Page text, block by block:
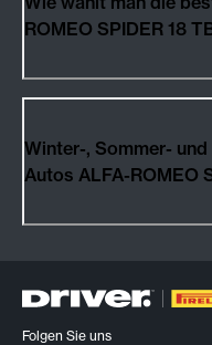
ROMEO SPIDER
Winter-, Sommer-
Folgen Sie uns